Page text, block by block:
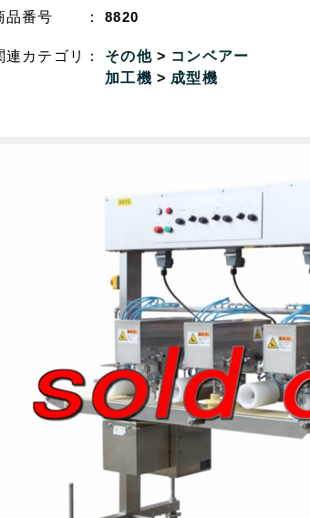
品番号 ：8820
連カテゴリ： その他 > コンベアー
加工機 > 成型機